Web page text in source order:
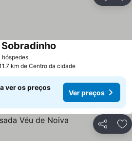
hóspedes
km de Centro da cidade
ver os preços
Ver preços
Partilhar